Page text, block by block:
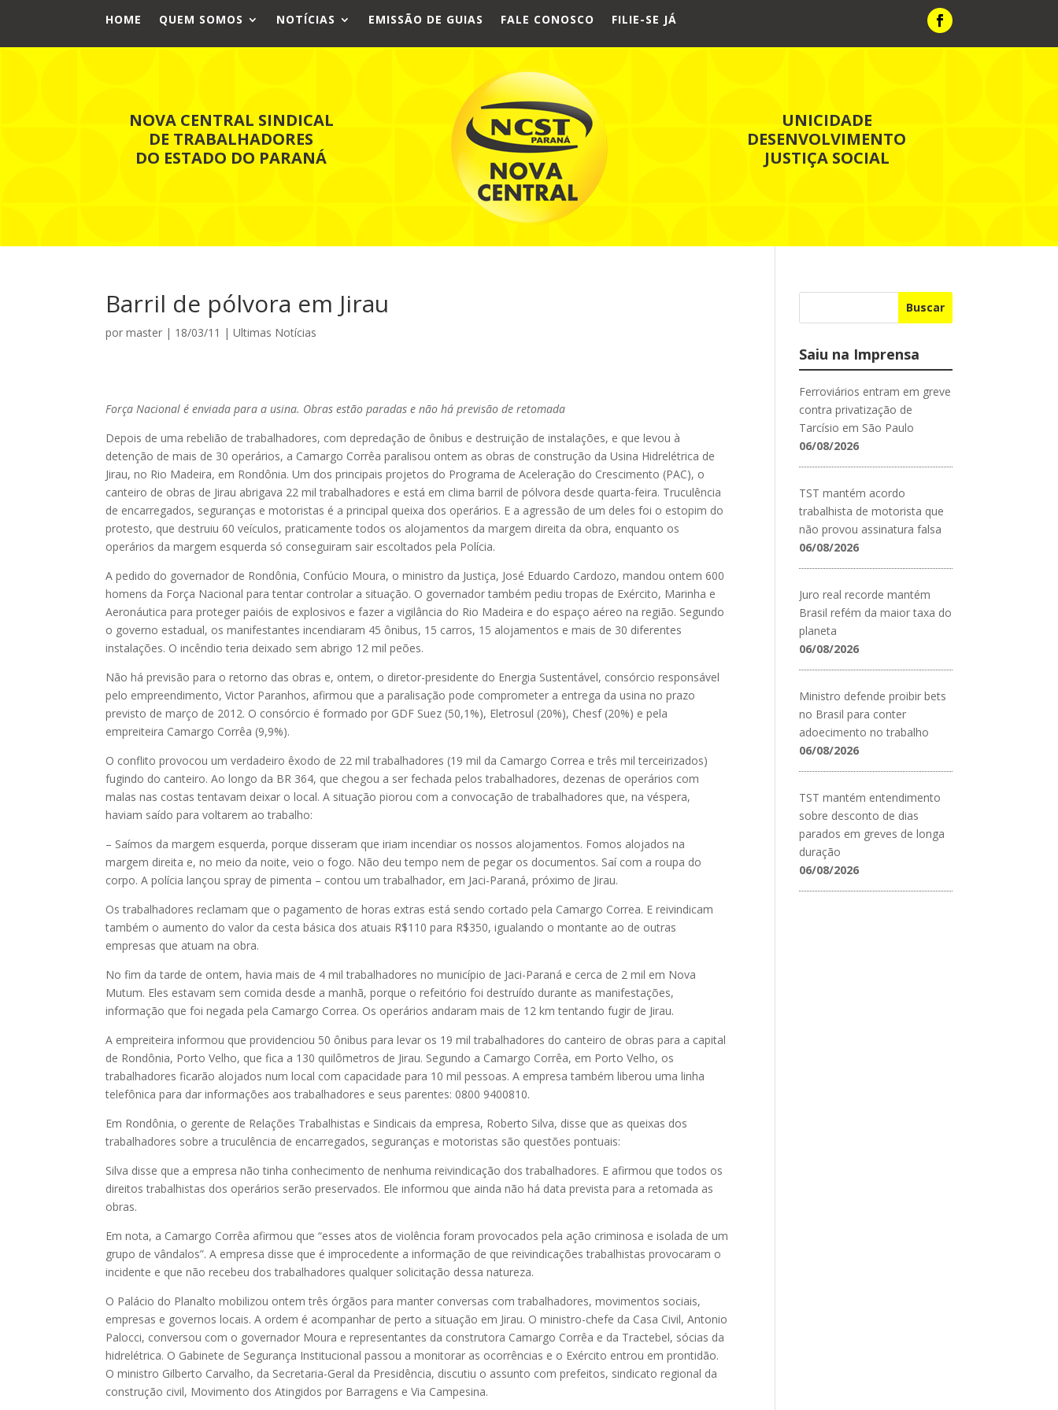
HOME QUEM SOMOS NOTÍCIAS EMISSÃO DE GUIAS FALE CONOSCO FILIE-SE JÁ
NOVA CENTRAL SINDICAL
DE TRABALHADORES
DO ESTADO DO PARANÁ
UNICIDADE
DESENVOLVIMENTO
JUSTIÇA SOCIAL
Barril de pólvora em Jirau
pormaster | 18/03/11 |Ultimas Notícias
Força Nacional é enviada para a usina. Obras estão paradas e não há previsão de retomada
Depois de uma rebelião de trabalhadores, com depredação de ônibus e destruição de instalações, e que levou à
detenção de mais de 30 operários, a Camargo Corrêa paralisou ontem as obras de construção da Usina Hidrelétrica de
Jirau, no Rio Madeira, em Rondônia. Um dos principais projetos do Programa de Aceleração do Crescimento (PAC), o
canteiro de obras de Jirau abrigava 22 mil trabalhadores e está em clima barril de pólvora desde quarta-feira. Truculência
de encarregados, seguranças e motoristas é a principal queixa dos operários. E a agressão de um deles foi o estopim do
protesto, que destruiu 60 veículos, praticamente todos os alojamentos da margem direita da obra, enquanto os
operários da margem esquerda só conseguiram sair escoltados pela Polícia.
A pedido do governador de Rondônia, Confúcio Moura, o ministro da Justiça, José Eduardo Cardozo, mandou ontem 600
homens da Força Nacional para tentar controlar a situação. O governador também pediu tropas de Exército, Marinha e
Aeronáutica para proteger paióis de explosivos e fazer a vigilância do Rio Madeira e do espaço aéreo na região. Segundo
o governo estadual, os manifestantes incendiaram 45 ônibus, 15 carros, 15 alojamentos e mais de 30 diferentes
instalações. O incêndio teria deixado sem abrigo 12 mil peões.
Não há previsão para o retorno das obras e, ontem, o diretor-presidente do Energia Sustentável, consórcio responsável
pelo empreendimento, Victor Paranhos, afirmou que a paralisação pode comprometer a entrega da usina no prazo
previsto de março de 2012. O consórcio é formado por GDF Suez (50,1%), Eletrosul (20%), Chesf (20%) e pela
empreiteira Camargo Corrêa (9,9%).
O conflito provocou um verdadeiro êxodo de 22 mil trabalhadores (19 mil da Camargo Correa e três mil terceirizados)
fugindo do canteiro. Ao longo da BR 364, que chegou a ser fechada pelos trabalhadores, dezenas de operários com
malas nas costas tentavam deixar o local. A situação piorou com a convocação de trabalhadores que, na véspera,
haviam saído para voltarem ao trabalho:
– Saímos da margem esquerda, porque disseram que iriam incendiar os nossos alojamentos. Fomos alojados na
margem direita e, no meio da noite, veio o fogo. Não deu tempo nem de pegar os documentos. Saí com a roupa do
corpo. A polícia lançou spray de pimenta – contou um trabalhador, em Jaci-Paraná, próximo de Jirau.
Os trabalhadores reclamam que o pagamento de horas extras está sendo cortado pela Camargo Correa. E reivindicam
também o aumento do valor da cesta básica dos atuais R$110 para R$350, igualando o montante ao de outras
empresas que atuam na obra.
No fim da tarde de ontem, havia mais de 4 mil trabalhadores no município de Jaci-Paraná e cerca de 2 mil em Nova
Mutum. Eles estavam sem comida desde a manhã, porque o refeitório foi destruído durante as manifestações,
informação que foi negada pela Camargo Correa. Os operários andaram mais de 12 km tentando fugir de Jirau.
A empreiteira informou que providenciou 50 ônibus para levar os 19 mil trabalhadores do canteiro de obras para a capital
de Rondônia, Porto Velho, que fica a 130 quilômetros de Jirau. Segundo a Camargo Corrêa, em Porto Velho, os
trabalhadores ficarão alojados num local com capacidade para 10 mil pessoas. A empresa também liberou uma linha
telefônica para dar informações aos trabalhadores e seus parentes: 0800 9400810.
Em Rondônia, o gerente de Relações Trabalhistas e Sindicais da empresa, Roberto Silva, disse que as queixas dos
trabalhadores sobre a truculência de encarregados, seguranças e motoristas são questões pontuais:
Silva disse que a empresa não tinha conhecimento de nenhuma reivindicação dos trabalhadores. E afirmou que todos os
direitos trabalhistas dos operários serão preservados. Ele informou que ainda não há data prevista para a retomada as
obras.
Em nota, a Camargo Corrêa afirmou que “esses atos de violência foram provocados pela ação criminosa e isolada de um
grupo de vândalos”. A empresa disse que é improcedente a informação de que reivindicações trabalhistas provocaram o
incidente e que não recebeu dos trabalhadores qualquer solicitação dessa natureza.
O Palácio do Planalto mobilizou ontem três órgãos para manter conversas com trabalhadores, movimentos sociais,
empresas e governos locais. A ordem é acompanhar de perto a situação em Jirau. O ministro-chefe da Casa Civil, Antonio
Palocci, conversou com o governador Moura e representantes da construtora Camargo Corrêa e da Tractebel, sócias da
hidrelétrica. O Gabinete de Segurança Institucional passou a monitorar as ocorrências e o Exército entrou em prontidão.
O ministro Gilberto Carvalho, da Secretaria-Geral da Presidência, discutiu o assunto com prefeitos, sindicato regional da
construção civil, Movimento dos Atingidos por Barragens e Via Campesina.
Buscar
Saiu na Imprensa
Ferroviários entram em greve
contra privatização de
Tarcísio em São Paulo
06/08/2026
TST mantém acordo
trabalhista de motorista que
não provou assinatura falsa
06/08/2026
Juro real recorde mantém
Brasil refém da maior taxa do
planeta
06/08/2026
Ministro defende proibir bets
no Brasil para conter
adoecimento no trabalho
06/08/2026
TST mantém entendimento
sobre desconto de dias
parados em greves de longa
duração
06/08/2026